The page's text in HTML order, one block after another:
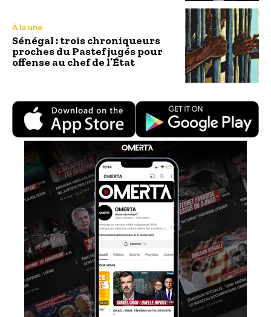
À la une
Sénégal : trois chroniqueurs
proches du Pastef jugés pour
offense au chef de l’État